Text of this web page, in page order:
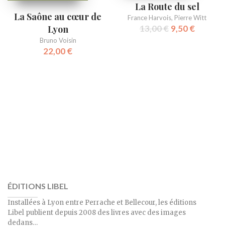
La Saône au cœur de
Lyon
Bruno Voisin
22,00€
La Route du sel
France Harvois, Pierre Witt
13,00€ 9,50€
ÉDITIONS LIBEL
Installées à Lyon entre Perrache et Bellecour, les éditions
Libel publient depuis 2008 des livres avec des images
dedans…